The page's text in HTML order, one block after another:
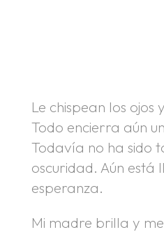
Le chispean los ojos
Todo encierra aún
Todavía no ha sido
oscuridad. Aún está
esperanza.
Mi madre brilla y